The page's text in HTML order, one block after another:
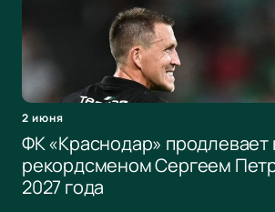
2 июня
ФК «Краснодар» продлевает
рекордсменом Сергеем
2027 года